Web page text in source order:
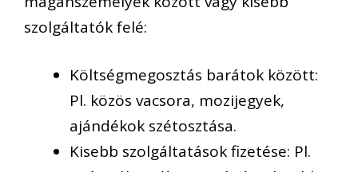
szolgáltatók felé:
Költségmegosztás barátok között:
Pl. közös vacsora, mozijegyek,
ajándékok szétosztása.
Kisebb szolgáltatások fizetése: Pl.